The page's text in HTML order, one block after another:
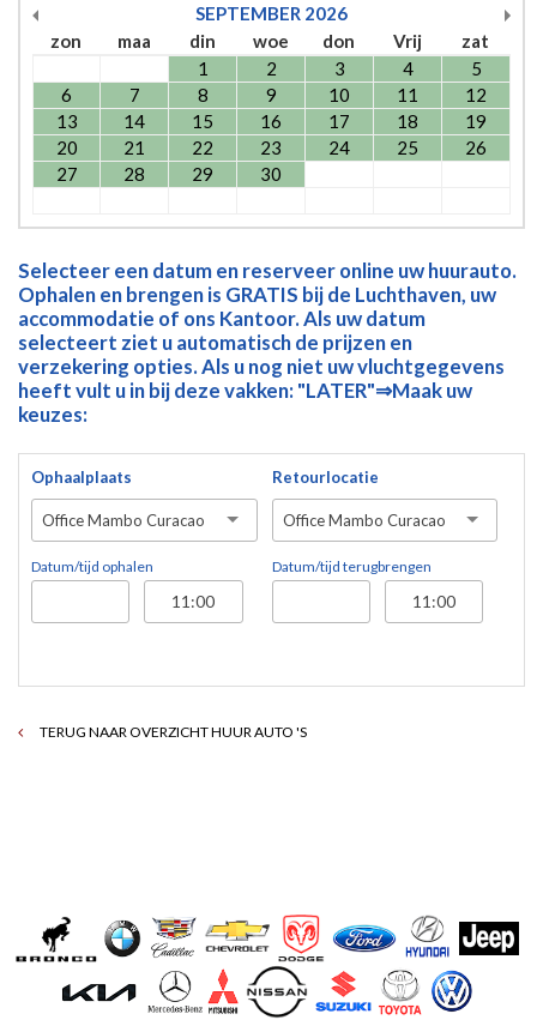
SEPTEMBER 2026
zon
maa din woe don Vrij
zat
1
2 3 4
5
6
7 8 9 10 11
12
13
14 15 16 17 18
19
20
21 22 23 24 25
26
27
28 29 30
Selecteer een datum en reserveer online uw huurauto.
Ophalen en brengen is GRATIS bij de Luchthaven, uw
accommodatie of ons Kantoor. Als uw datum
selecteert ziet u automatisch de prijzen en
verzekering opties. Als u nog niet uw vluchtgegevens
heeft vult u in bij deze vakken: "LATER"⇒Maak uw
keuzes:
Ophaalplaats
Office Mambo Curacao
Datum/tijd ophalen
Retourlocatie
Office Mambo Curacao
Datum/tijd terugbrengen
TERUG NAAR OVERZICHT HUUR AUTO 'S